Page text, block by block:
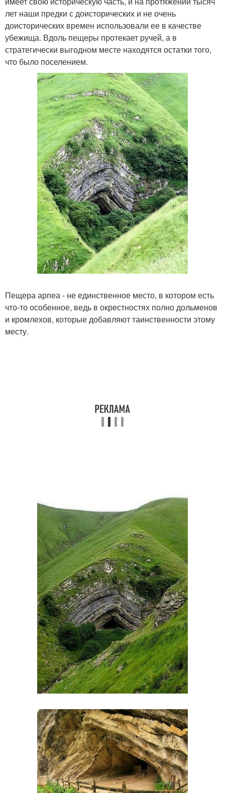
лет наши предки с доисторических и не очень
доисторических времен использовали ее в качестве
убежища. Вдоль пещеры протекает ручей, а в
стратегически выгодном месте находятся остатки того,
что было поселением.
Пещера арпеа - не единственное место, в котором есть
что-то особенное, ведь в окрестностях полно дольменов
и кромлехов, которые добавляют таинственности этому
месту.